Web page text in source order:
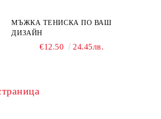
МЪЖКА ТЕНИСКА ПО ВАШ
ДИЗАЙН
€12.50 24.45лв.